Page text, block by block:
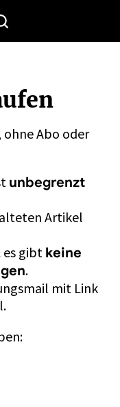
ohne Abo oder
unbegrenzt
Artikel
es gibtkeine
.
mit Link